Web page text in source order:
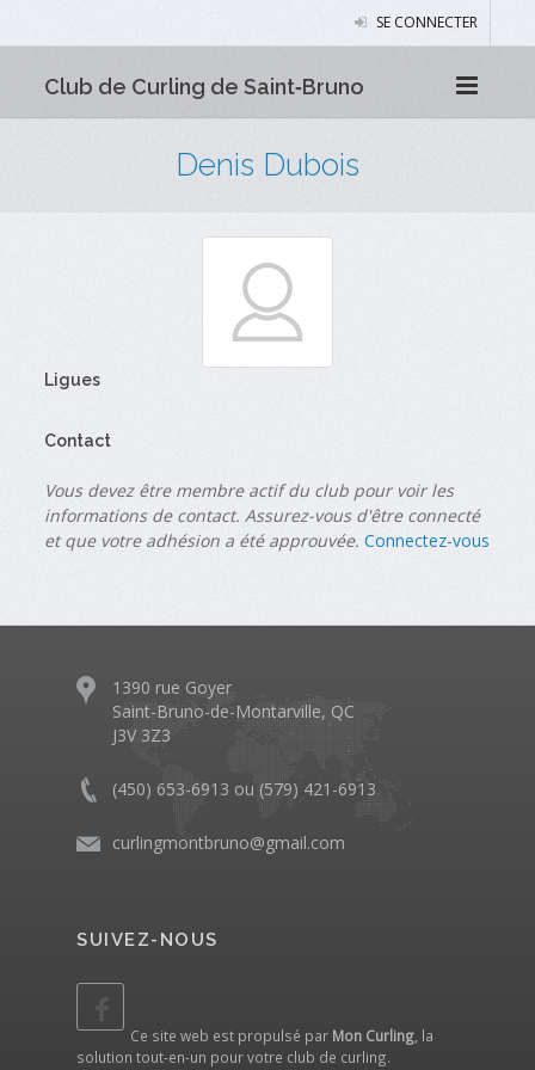
SE CONNECTER
Club de Curling de Saint‑Bruno
Denis Dubois
Ligues
Contact
Vous devez être membre actif du club pour voir les
informations de contact. Assurez-vous d'être connecté
et que votre adhésion a été approuvée. Connectez-vous
1390 rue Goyer
Saint-Bruno-de-Montarville, QC
J3V 3Z3
(450) 653-6913 ou (579) 421-6913
curlingmontbruno@gmail.com
SUIVEZ-NOUS
Ce site web est propulsé par Mon Curling , la
solution tout-en-un pour votre club de curling.